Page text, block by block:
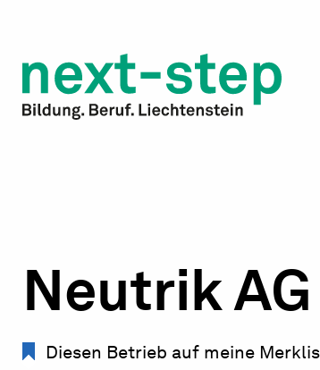
Laufbahn & Weiterbildung
Beratung & Unterstützung
Neutrik AG
Diesen Betrieb auf meine